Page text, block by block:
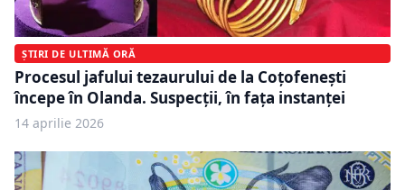
ȘTIRI DE ULTIMĂ ORĂ
Procesul jafului tezaurului de la Coțofenești
începe în Olanda. Suspecții, în fața instanței
14 aprilie 2026